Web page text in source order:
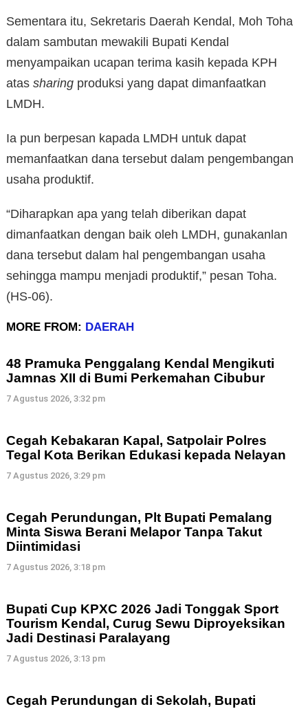
Sementara itu, Sekretaris Daerah Kendal, Moh Toha
dalam sambutan mewakili Bupati Kendal
menyampaikan ucapan terima kasih kepada KPH
atas sharing produksi yang dapat dimanfaatkan
LMDH.
Ia pun berpesan kapada LMDH untuk dapat
memanfaatkan dana tersebut dalam pengembangan
usaha produktif.
“Diharapkan apa yang telah diberikan dapat
dimanfaatkan dengan baik oleh LMDH, gunakanlan
dana tersebut dalam hal pengembangan usaha
sehingga mampu menjadi produktif,” pesan Toha.
(HS-06).
MORE FROM: DAERAH
48 Pramuka Penggalang Kendal Mengikuti
Jamnas XII di Bumi Perkemahan Cibubur
7 Agustus 2026, 3:32 pm
Cegah Kebakaran Kapal, Satpolair Polres
Tegal Kota Berikan Edukasi kepada Nelayan
7 Agustus 2026, 3:29 pm
Cegah Perundungan, Plt Bupati Pemalang
Minta Siswa Berani Melapor Tanpa Takut
Diintimidasi
7 Agustus 2026, 3:18 pm
Bupati Cup KPXC 2026 Jadi Tonggak Sport
Tourism Kendal, Curug Sewu Diproyeksikan
Jadi Destinasi Paralayang
7 Agustus 2026, 3:13 pm
Cegah Perundungan di Sekolah, Bupati